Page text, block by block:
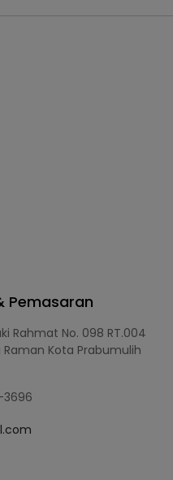
Pemasaran
Rahmat No. 098 RT.004
Raman Kota Prabumulih
3696